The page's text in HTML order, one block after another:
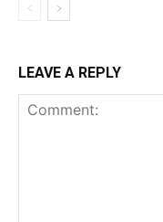
LEAVE A REPLY